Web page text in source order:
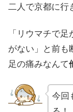
二人で京都に行
「リウマチで
がない」と前も
足の痛みなんて
今回